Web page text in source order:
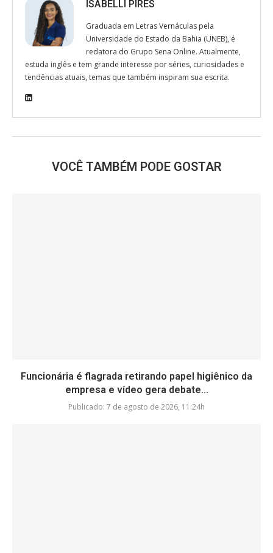
ISABELLI PIRES
Graduada em Letras Vernáculas pela
Universidade do Estado da Bahia (UNEB), é
redatora do Grupo Sena Online. Atualmente,
estuda inglês e tem grande interesse por séries, curiosidades e
tendências atuais, temas que também inspiram sua escrita.
VOCÊ TAMBÉM PODE GOSTAR
Funcionária é flagrada retirando papel higiênico da
empresa e vídeo gera debate...
Publicado: 7 de agosto de 2026, 11:24h